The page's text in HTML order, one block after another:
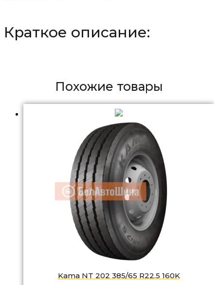
Краткое описание:
Похожие товары
Kama NT 202 385/65 R22.5 160K